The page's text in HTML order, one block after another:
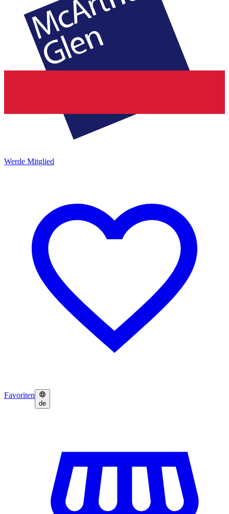
Werde Mitglied
Favoriten
de